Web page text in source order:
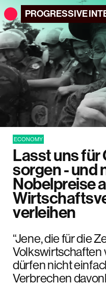
PROGRESSIVE
ECONOMY
Lasst uns
sorgen - und
Nobelpreise
verleihen
“Jene, die für die
Volkswirtschaften
dürfen nicht
Verbrechen